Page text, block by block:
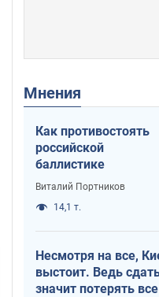
Мнения
Как противостоять
российской
баллистике
Виталий Портников
14,1 т.
Несмотря на все,
выстоит. Ведь
значит потерять все